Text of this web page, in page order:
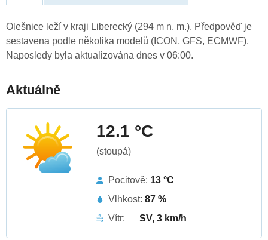
Olešnice leží v kraji Liberecký (294 m n. m.). Předpověď je
sestavena podle několika modelů (ICON, GFS, ECMWF).
Naposledy byla aktualizována dnes v 06:00.
Aktuálně
12.1 °C
(stoupá)
Pocitově: 13 °C
Vlhkost: 87 %
Vítr:
SV, 3 km/h